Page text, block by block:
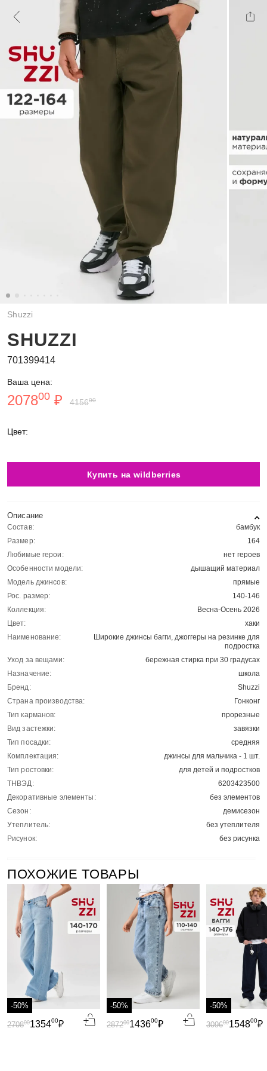
Shuzzi
SHUZZI
701399414
Ваша цена:
207800 ₽ 415600
Цвет:
Купить на wildberries
Описание
Состав:
бамбук
Размер:
164
Любимые герои:
нет героев
Особенности модели:
дышащий материал
Модель джинсов:
прямые
Рос. размер:
140-146
Коллекция:
Весна-Осень 2026
Цвет:
хаки
Наименование:
Широкие джинсы багги, джоггеры на резинке для
подростка
Уход за вещами:
бережная стирка при 30 градусах
Назначение:
школа
Бренд:
Shuzzi
Страна производства:
Гонконг
Тип карманов:
прорезные
Вид застежки:
завязки
Тип посадки:
средняя
Комплектация:
джинсы для мальчика - 1 шт.
Тип ростовки:
для детей и подростков
ТНВЭД:
6203423500
Декоративные элементы:
без элементов
Сезон:
демисезон
Утеплитель:
без утеплителя
Рисунок:
без рисунка
ПОХОЖИЕ ТОВАРЫ
-50%
135400₽
270800
-50%
143600₽
287200
-50%
154800₽
309600